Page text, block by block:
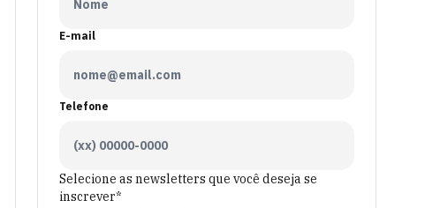
E-mail
Telefone
Selecione as newsletters que você deseja se
inscrever*